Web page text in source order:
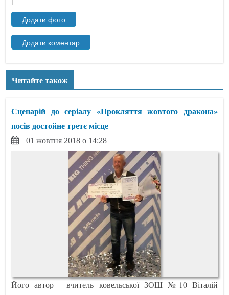
Читайте також
Сценарій до серіалу «Прокляття жовтого дракона»
посів достойне третє місце
01 жовтня 2018 о 14:28
Його автор - вчитель ковельської ЗОШ №10 Віталій